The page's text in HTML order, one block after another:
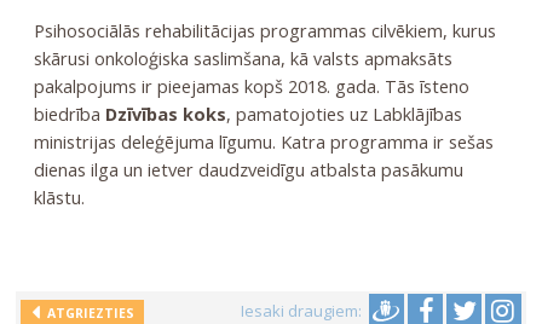
Psihosociālās rehabilitācijas programmas cilvēkiem, kurus
skārusi onkoloģiska saslimšana, kā valsts apmaksāts
pakalpojums ir pieejamas kopš 2018. gada. Tās īsteno
biedrība Dzīvības koks, pamatojoties uz Labklājības
ministrijas deleģējuma līgumu. Katra programma ir sešas
dienas ilga un ietver daudzveidīgu atbalsta pasākumu
klāstu.
ATGRIEZTIES Iesaki draugiem: